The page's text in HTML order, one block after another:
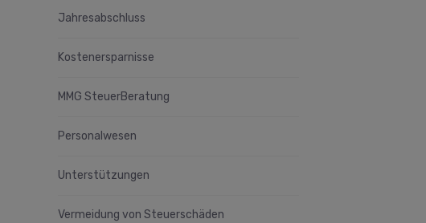
Jahresabschluss
Kostenersparnisse
MMG SteuerBeratung
Personalwesen
Unterstützungen
Vermeidung von Steuerschäden